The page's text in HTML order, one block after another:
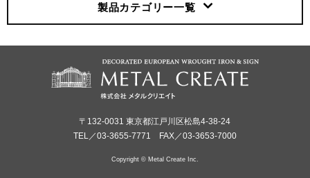
製品カテゴリー一覧
〒132-0031 東京都江戸川区松島4-38-24
TEL／03-3655-7771 FAX／03-3653-7000
Copyright © Metal Create Inc.